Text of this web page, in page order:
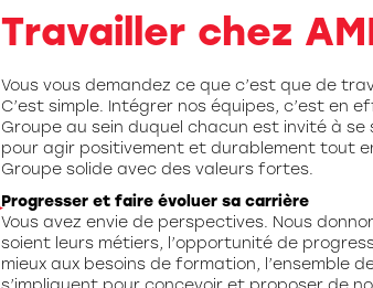
Offres d’emploi
Chariot latéral
Chariot multidirectionnel
Chariot articulé
Préparateur de commande
Portique mobile
Travailler chez
Vous vous demandez ce que c’est que de
C’est simple. Intégrer nos équipes, c’est en
Groupe au sein duquel chacun est invité à se
pour agir positivement et durablement tout
Groupe solide avec des valeurs fortes.
Progresser et faire évoluer sa carrière
Vous avez envie de perspectives. Nous
soient leurs métiers, l’opportunité de
mieux aux besoins de formation, l’ensemble